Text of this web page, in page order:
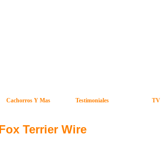
Cachorros Y Mas Testimoniales TV
Terrier Wire